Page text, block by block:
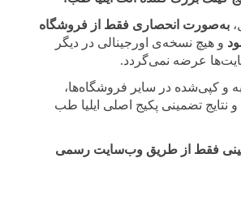
به‌صورت انحصاری فقط از فروشگاه
و هیچ نسخه‌ی اورجینالی در دیگر
عرضه نمی‌گردد.
و کپی‌شده در سایر فروشگاه‌ها،
نتایج تضمینی پکیج اصلی ایلیا طب
فقط از طریق وب‌سایت رسمی